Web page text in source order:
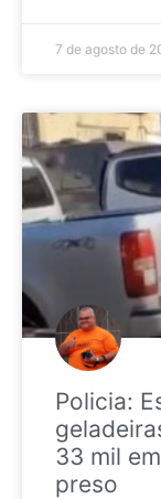
7 de agosto de
Policia:
33 mil
preso